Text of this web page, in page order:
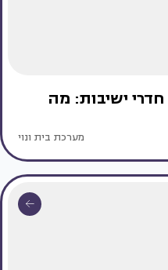
ישיבות: מה
מערכת בית ונוי